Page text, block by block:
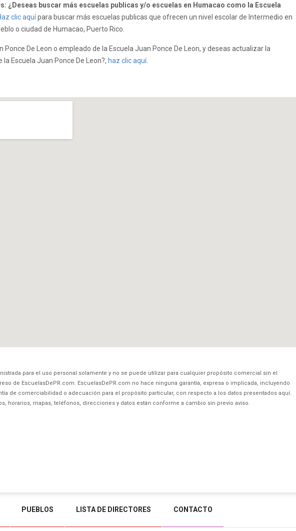
¿Deseas buscar más escuelas publicas y/o escuelas en Humacao como la Escuela
clic aquípara buscar más escuelas publicas que ofrecen un nivel escolar de Intermedio en
o ciudad de Humacao, Puerto Rico.
Ponce De Leon o empleado de la Escuela Juan Ponce De Leon, y deseas actualizar la
Escuela Juan Ponce De Leon?, haz clic aquí.
para el uso personal solamente y no se puede utilizar para cualquier propósito comercial sin el
de EscuelasDePR.com. EscuelasDePR.com no hace ninguna garantía, expresa o implicada, incluyendo
de comerciabilidad o adecuación para el propósito particular, con respecto a los datos presentados aquí.
horarios, mapas, teléfonos, direcciones y datos están conforme a cambio sin previo aviso.
PUEBLOS LISTA DE DIRECTORES CONTACTO